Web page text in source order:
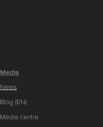
Media
News
Blog (EN)
Media centre